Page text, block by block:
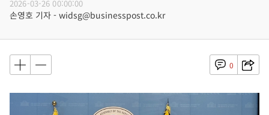
2026-03-26 00:00:00
손영호 기자 - widsg@businesspost.co.kr
0